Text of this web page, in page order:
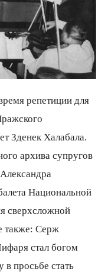
репетиции для
Зденек Халабала.
архива супругов
Национальной
сверхсложной
также: Серж
стал богом
в просьбе стать